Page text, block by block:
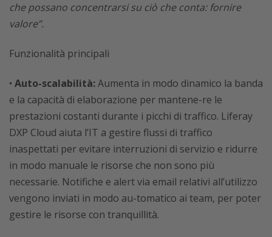
che possano concentrarsi su ciò che conta: fornire
valore”.
Funzionalità principali
• Auto-scalabilità:Aumenta in modo dinamico la banda
e la capacità di elaborazione per mantene-re le
prestazioni costanti durante i picchi di traffico. Liferay
DXP Cloud aiuta l’IT a gestire flussi di traffico
inaspettati per evitare interruzioni di servizio e ridurre
in modo manuale le risorse che non sono più
necessarie. Notifiche e alert via email relativi all’utilizzo
vengono inviati in modo au-tomatico ai team, per poter
gestire le risorse con tranquillità.